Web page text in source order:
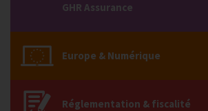
GHR Assurance
Europe & Numérique
Réglementation & fiscalité